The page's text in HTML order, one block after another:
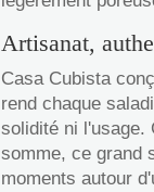
Artisanat,
Casa Cubista
rend chaque
solidité ni l'usage.
somme, ce grand
moments autour